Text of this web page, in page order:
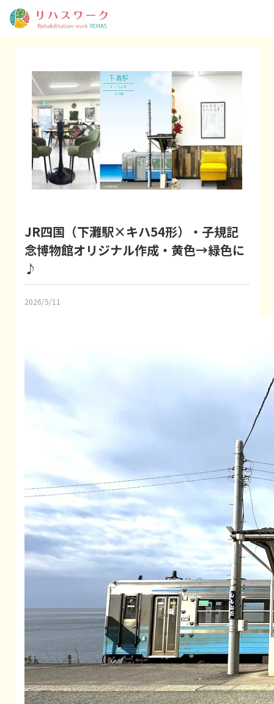
JR四国（下灘駅×キハ54形）・子規記
念博物館オリジナル作成・黄色→緑色に
♪
2026/5/11